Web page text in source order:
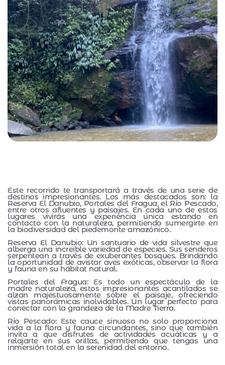
Este recorrido te transportará a través de una serie de
destinos impresionantes. Los más destacados son: la
Reserva El Danubio, Portales del Fragua, el Río Pescado,
entre otros afluentes y paisajes. En cada uno de estos
lugares vivirás una experiencia única estando en
contacto con la naturaleza, permitiendo sumergirte en
la biodiversidad del piedemonte amazónico.
Reserva El Danubio: Un santuario de vida silvestre que
alberga una increíble variedad de especies. Sus senderos
serpentean a través de exuberantes bosques. Brindando
la oportunidad de avistar aves exóticas, observar la flora
y fauna en su hábitat natural.
Portales del Fragua: Es todo un espectáculo de la
madre naturaleza, estos impresionantes acantilados se
alzan majestuosamente sobre el paisaje, ofreciendo
vistas panorámicas inolvidables. Un lugar perfecto para
conectar con la grandeza de la Madre Tierra.
Río Pescado: Este cauce sinuoso no solo proporciona
vida a la flora y fauna circundantes, sino que también
invita a que disfrutes de actividades acuáticas y a
relajarte en sus orillas, permitiendo que tengas una
inmersión total en la serenidad del entorno.